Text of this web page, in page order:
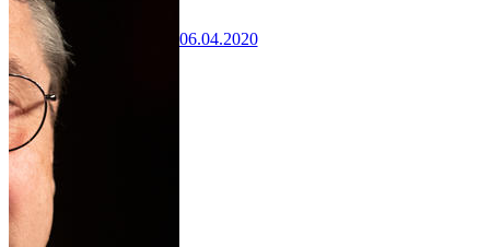
06.04.2020